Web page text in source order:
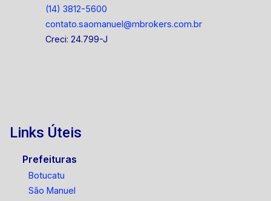
(14) 3812-5600
contato.saomanuel@mbrokers.com.br
Creci: 24.799-J
Links Úteis
Prefeituras
Botucatu
São Manuel